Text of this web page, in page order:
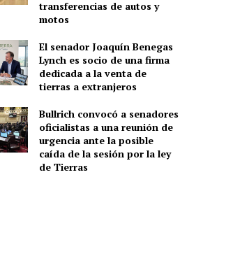
transferencias de autos y
motos
El senador Joaquín Benegas
Lynch es socio de una firma
dedicada a la venta de
tierras a extranjeros
Bullrich convocó a senadores
oficialistas a una reunión de
urgencia ante la posible
caída de la sesión por la ley
de Tierras